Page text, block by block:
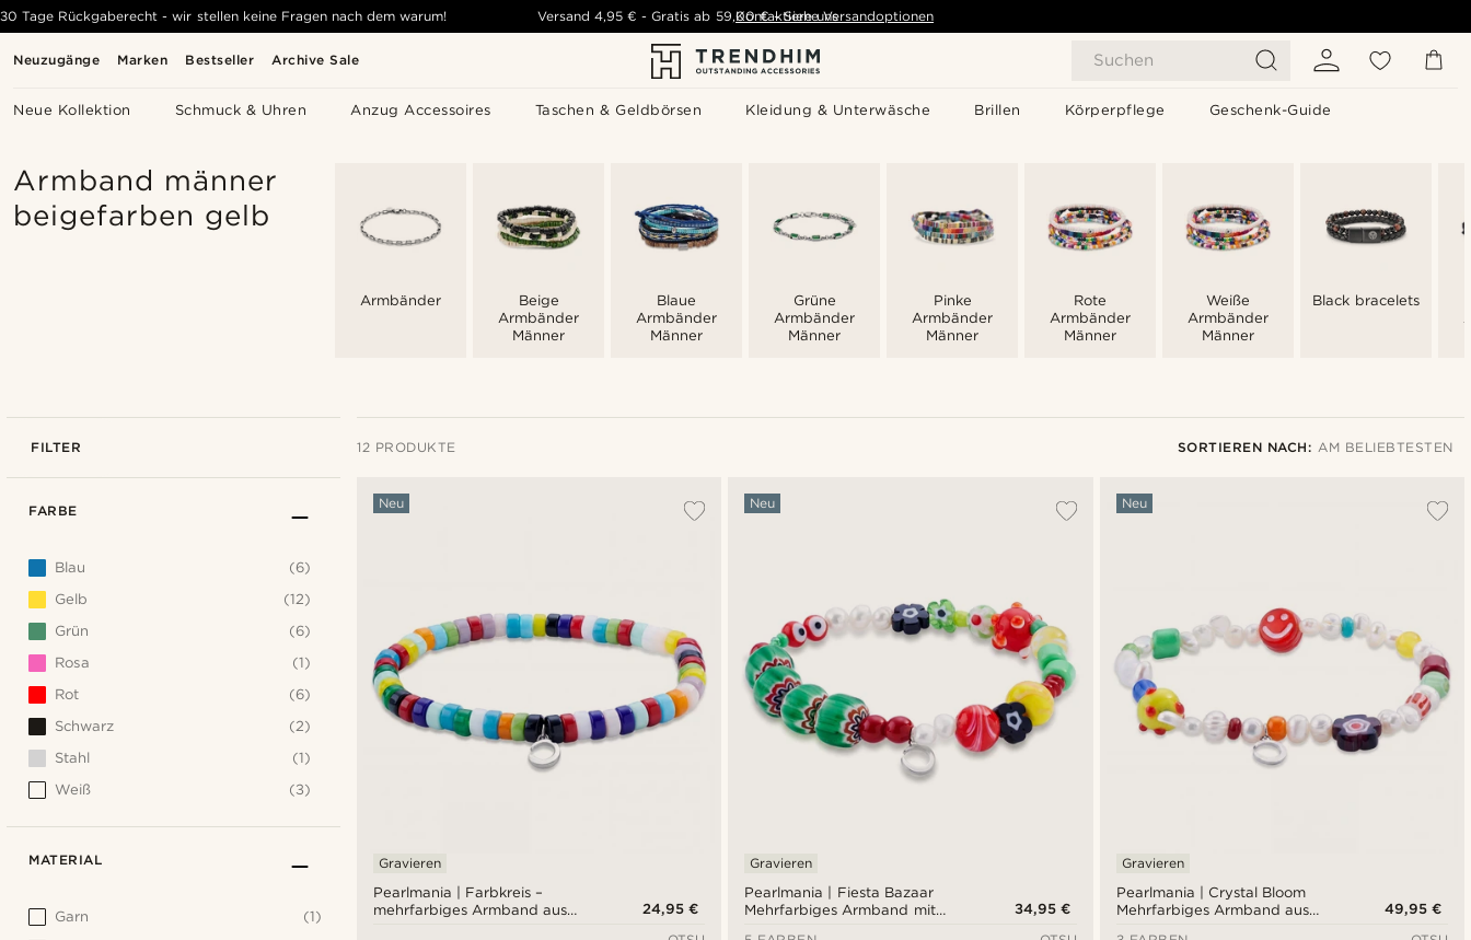
Neuzugänge Marken Bestseller Archive Sale Suchen
Neue Kollektion Schmuck & Uhren Anzug Accessoires Taschen & Geldbörsen Kleidung & Unterwäsche Brillen Körperpflege Geschenk-Guide
30 Tage Rückgaberecht - wir stellen keine Fragen nach dem warum! Versand 4,95 € -Gratis ab 59,00 € - Siehe Versandoptionen
Kontaktiere uns
Armband männer
beigefarben gelb
Armbänder
Beige
Armbänder
Männer
Blaue
Armbänder
Männer
Grüne
Armbänder
Männer
Pinke
Armbänder
Männer
Rote
Armbänder
Männer
Weiße
Armbänder
Männer
Black bracelets
FILTER 12 PRODUKTE SORTIEREN NACH: AM BELIEBTESTEN
Pearlmania | Farbkreis –
mehrfarbiges Armband aus
Neu
Gravieren
24,95 €
Pearlmania | Fiesta Bazaar
Mehrfarbiges Armband mit
Neu
Gravieren
34,95 €
Pearlmania | Crystal Bloom
Mehrfarbiges Armband aus
Neu
Gravieren
49,95 €
FARBE
Blau
(6)
Gelb
(12)
Grün
(6)
Rosa
(1)
Rot
(6)
Schwarz
(2)
Stahl
(1)
Weiß
(3)
MATERIAL
Garn
(1)